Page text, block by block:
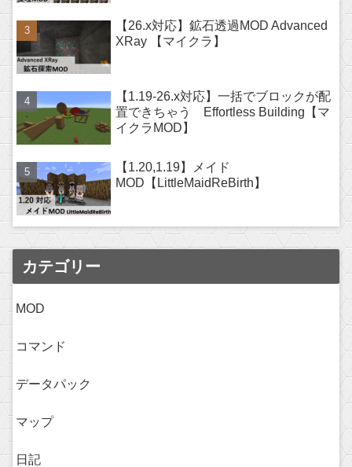
【26.x対応】鉱石透過MOD Advanced
XRay 【マイクラ】
【1.19-26.x対応】一括でブロックが配
置できちゃう Effortless Building【マ
イクラMOD】
【1.20,1.19】メイド
MOD【LittleMaidReBirth】
カテゴリー
MOD
コマンド
データパック
マップ
日記